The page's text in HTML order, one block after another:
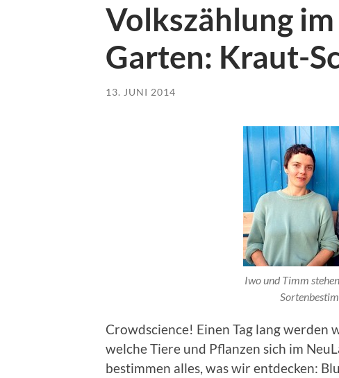
Volkszählung
Garten: Kraut-
13. JUNI 2014
Iwo und Timm
Crowdscience! Einen Tag lang werden
welche Tiere und Pflanzen sich im
bestimmen alles, was wir entdecken: